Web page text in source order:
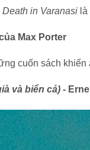
in Varanasi
Max Porter
cuốn sách
và biển cả) -